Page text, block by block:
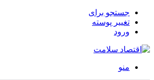
جستجو برای
تغییر پوسته
ورود
منو